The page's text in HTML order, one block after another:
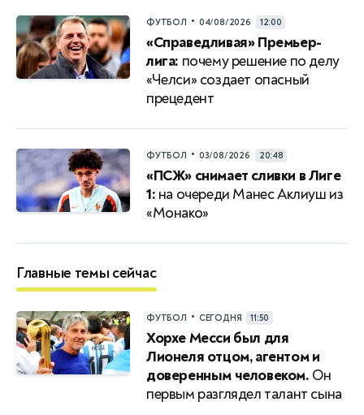
ФУТБОЛ • 04/08/2026 12:00
«Справедливая» Премьер-
лига: почему решение по делу
«Челси» создает опасный
прецедент
ФУТБОЛ • 03/08/2026 20:48
«ПСЖ» снимает сливки в Лиге
1: на очереди Манес Аклиуш из
«Монако»
Главные темы сейчас
ФУТБОЛ • СЕГОДНЯ 11:50
Хорхе Месси был для
Лионеля отцом, агентом и
доверенным человеком. Он
первым разглядел талант сына